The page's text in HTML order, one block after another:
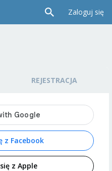
Zaloguj się
REJESTRACJA
z Facebook
z Apple